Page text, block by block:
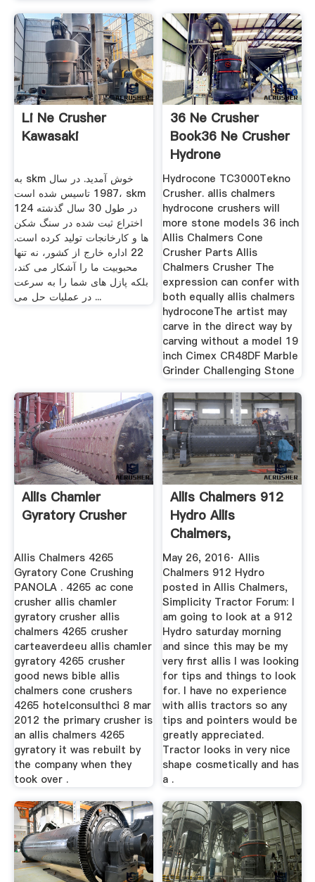
Li Ne Crusher
Kawasaki
به skm خوش آمدید. در سال
1987 تاسیس شده است، skm
در طول 30 سال گذشته 124
اختراع ثبت شده در سنگ شکن
ها و کارخانجات تولید کرده است.
22 اداره خارج از کشور، نه تنها
محبوبیت ما را آشکار می کند،
بلکه پازل های شما را به سرعت
در عملیات حل می ...
36 Ne Crusher
Book36 Ne Crusher
Hydrone
Hydrocone TC3000Tekno
Crusher. allis chalmers
hydrocone crushers will
more stone models 36 inch
Allis Chalmers Cone
Crusher Parts Allis
Chalmers Crusher The
expression can confer with
both equally allis chalmers
hydroconeThe artist may
carve in the direct way by
carving without a model 19
inch Cimex CR48DF Marble
Grinder Challenging Stone
Allis Chamler
Gyratory Crusher
Allis Chalmers 4265
Gyratory Cone Crushing
PANOLA . 4265 ac cone
crusher allis chamler
gyratory crusher allis
chalmers 4265 crusher
carteaverdeeu allis chamler
gyratory 4265 crusher
good news bible allis
chalmers cone crushers
4265 hotelconsulthci 8 mar
2012 the primary crusher is
an allis chalmers 4265
gyratory it was rebuilt by
the company when they
took over .
Allis Chalmers 912
Hydro Allis
Chalmers,
Simplicity ...
May 26, 2016· Allis
Chalmers 912 Hydro
posted in Allis Chalmers,
Simplicity Tractor Forum: I
am going to look at a 912
Hydro saturday morning
and since this may be my
very first allis I was looking
for tips and things to look
for. I have no experience
with allis tractors so any
tips and pointers would be
greatly appreciated.
Tractor looks in very nice
shape cosmetically and has
a .